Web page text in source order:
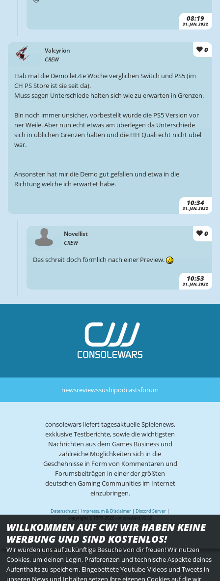
08:19
31. JAN. 2022
Valcyrion
CREW
0
10:34
31. JAN. 2022
Hab mal die Demo letzte Woche verglichen Switch und PS5 (im
CH PS Store ist sie seit da).
Muss sagen Unterschiede halten sich wie zu erwarten in Grenzen.
Bin noch immer unsicher, vorbestellt wurde die PS5 Version vor
ner Weile. Aber nun echt etwas am überlegen da Unterschiede
sich in üblichen Grenzen halten und die HH Quali echt nicht übel
war.
Ansonsten hat mir die Demo gut gefallen und etwa in die
Richtung welche ich erwartet habe.
Novellist
CREW
0
10:53
31. JAN. 2022
Das schreit doch förmlich nach einer Preview.
newsreviewssushipodcastsforum
consolewars liefert tagesaktuelle Spielenews,
exklusive Testberichte, sowie die wichtigsten
Nachrichten aus dem Games Business und
zahlreiche Möglichkeiten sich in die
Geschehnisse in Form von Kommentaren und
Forumsbeiträgen in einer der größten
deutschen Gaming Communities im Internet
einzubringen.
Datenschutz | Impressum & Disclaimer | Discord Server |
copyright © 1999-2026 consolewars V2.82
WILLKOMMEN AUF CW! WIR HABEN KEINE
WERBUNG UND SIND KOSTENLOS!
Wir würden uns auf zukünftige Besuche von dir freuen! Wir nutzen
Cookies, um deinen Login, Präferenzen und technische Aspekte deines
Aufenthalts zu speichern. Eingebettete Youtube-Videos und Tweets in
unseren News und Inhalten setzen ihre eigenen Cookies auf die wir